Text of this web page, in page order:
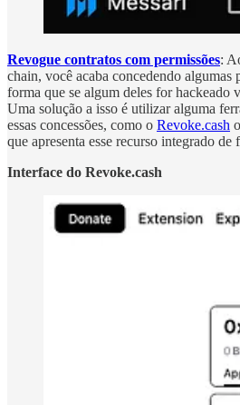
Revogue contratos com permissões:
chain, você acaba concedendo algumas
forma que se algum deles for hackeado
Uma solução a isso é utilizar alguma
essas concessões, como o Revoke.cash
que apresenta esse recurso integrado de
Interface do Revoke.cash